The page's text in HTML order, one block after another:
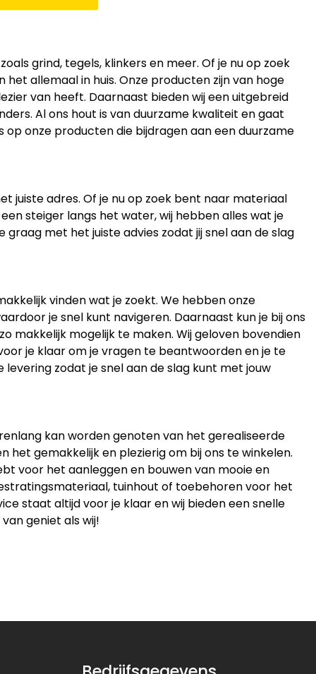
grind, tegels, klinkers en meer. Of je nu op zoek
allemaal in huis. Onze producten zijn van hoge
van heeft. Daarnaast bieden wij een uitgebreid
Al ons hout is van duurzame kwaliteit en gaat
op onze producten die bijdragen aan een duurzame
juiste adres. Of je nu op zoek bent naar materiaal
steiger langs het water, wij hebben alles wat je
met het juiste advies zodat jij snel aan de slag
vinden wat je zoekt. We hebben onze
je snel kunt navigeren. Daarnaast kun je bij ons
makkelijk mogelijk te maken. Wij geloven bovendien
je klaar om je vragen te beantwoorden en je te
levering zodat je snel aan de slag kunt met jouw
kan worden genoten van het gerealiseerde
het gemakkelijk en plezierig om bij ons te winkelen.
voor het aanleggen en bouwen van mooie en
tuinhout of toebehoren voor het
staat altijd voor je klaar en wij bieden een snelle
geniet als wij!